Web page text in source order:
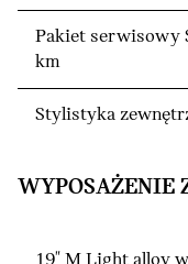
Pakiet serwisowy
km
Stylistyka
WYPOSAŻENIE